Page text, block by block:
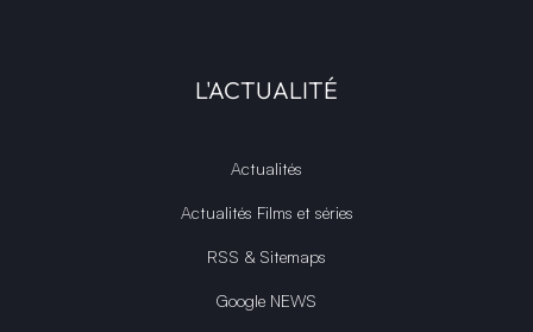
L'ACTUALITÉ
Actualités
Actualités Films et séries
RSS & Sitemaps
Google NEWS